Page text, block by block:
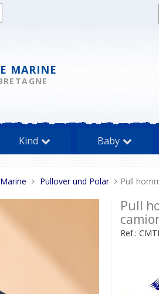
MARINE
Kind Baby
Pullover und Polar Pull
Pull
Ref.: